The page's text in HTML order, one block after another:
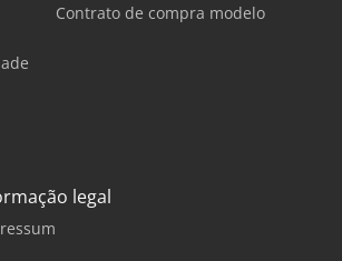
Contrato de compra modelo
legal